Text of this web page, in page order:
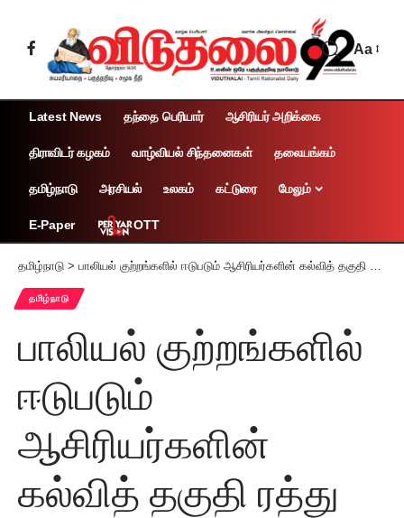
Aa
Latest News தந்தை பெரியார் ஆசிரியர் அறிக்கை
திராவிடர் கழகம் வாழ்வியல் சிந்தனைகள் தலையங்கம்
தமிழ்நாடு அரசியல் உலகம் கட்டுரை மேலும்
E-Paper OTT
தமிழ்நாடு > பாலியல் குற்றங்களில் ஈடுபடும் ஆசிரியர்களின் கல்வித் தகுதி ரத்து அமைச்சர் அன்பில் மகேஷ் பொய்யாமொழி எச்சரிக்கை!
தமிழ்நாடு
பாலியல் குற்றங்களில்
ஈடுபடும்
ஆசிரியர்களின்
கல்வித் தகுதி ரத்து